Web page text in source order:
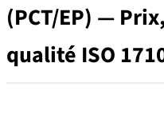
(PCT/EP) —
qualité ISO